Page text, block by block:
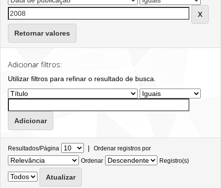
Retornar valores
Adicionar filtros:
Utilizar filtros para refinar o resultado de busca.
Resultados/Página | Ordenar registros por
Ordenar
Registro(s)